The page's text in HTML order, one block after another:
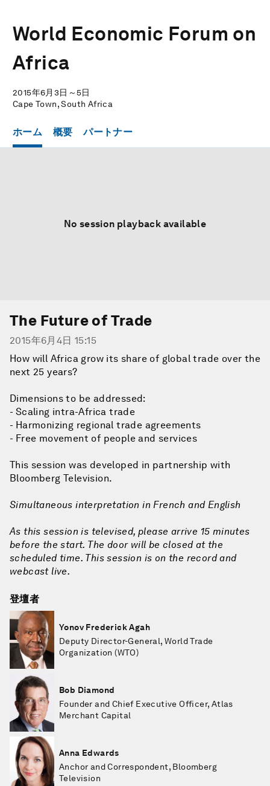
World Economic Forum on
Africa
2015年6月3日～5日
Cape Town, South Africa
ホーム 概要 パートナー
No session playback available
The Future of Trade
2015年6月4日 15:15
How will Africa grow its share of global trade over the
next 25 years?
Dimensions to be addressed:
- Scaling intra-Africa trade
- Harmonizing regional trade agreements
- Free movement of people and services
This session was developed in partnership with
Bloomberg Television.
Simultaneous interpretation in French and English
As this session is televised, please arrive 15 minutes
before the start. The door will be closed at the
scheduled time. This session is on the record and
webcast live.
登壇者
Yonov Frederick Agah
Deputy Director-General, World Trade
Organization (WTO)
Bob Diamond
Founder and Chief Executive Officer, Atlas
Merchant Capital
Anna Edwards
Anchor and Correspondent, Bloomberg
Television